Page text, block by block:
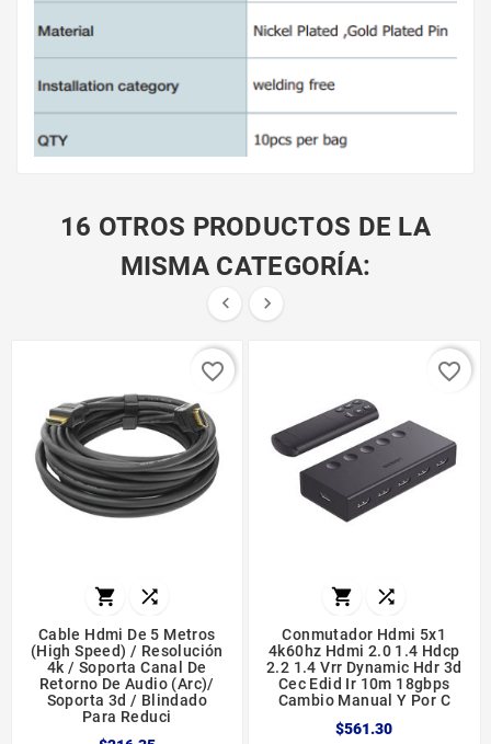
16 OTROS PRODUCTOS DE LA
MISMA CATEGORÍA:
 
 
Cable Hdmi De 5 Metros
(high Speed) / Resolución
4k / Soporta Canal De
Retorno De Audio (arc)/
Soporta 3d / Blindado
Para Reduci
favorite_border
 
Conmutador Hdmi 5x1
4k60hz Hdmi 2.0 1.4 Hdcp
2.2 1.4 Vrr Dynamic Hdr 3d
Cec Edid Ir 10m 18gbps
Cambio Manual Y Por C
$561.30
favorite_border